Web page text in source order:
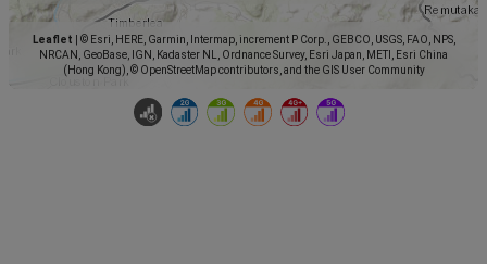
Leaflet
© Esri, HERE, Garmin, Intermap, increment P Corp., GEBCO, USGS, FAO, NPS,
NRCAN, GeoBase, IGN, Kadaster NL, Ordnance Survey, Esri Japan, METI, Esri China
(Hong Kong), © OpenStreetMap contributors, and the GIS User Community